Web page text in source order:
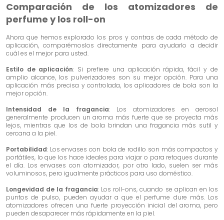
Comparación de los atomizadores de
perfume y los roll-on
Ahora que hemos explorado los pros y contras de cada método de
aplicación, comparémoslos directamente para ayudarlo a decidir
cuál es el mejor para usted.
Estilo de aplicación: Si prefiere una aplicación rápida, fácil y de
amplio alcance, los pulverizadores son su mejor opción. Para una
aplicación más precisa y controlada, los aplicadores de bola son la
mejor opción.
Intensidad de la fragancia: Los atomizadores en aerosol
generalmente producen un aroma más fuerte que se proyecta más
lejos, mientras que los de bola brindan una fragancia más sutil y
cercana a la piel.
Portabilidad: Los envases con bola de rodillo son más compactos y
portátiles, lo que los hace ideales para viajar o para retoques durante
el día. Los envases con atomizador, por otro lado, suelen ser más
voluminosos, pero igualmente prácticos para uso doméstico.
Longevidad de la fragancia: Los roll-ons, cuando se aplican en los
puntos de pulso, pueden ayudar a que el perfume dure más. Los
atomizadores ofrecen una fuerte proyección inicial del aroma, pero
pueden desaparecer más rápidamente en la piel.